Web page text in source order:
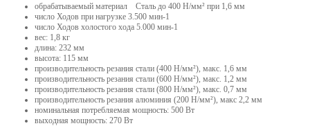
обрабатываемый материал Сталь до 400 Н/мм² при 1,6 мм
число Ходов при нагрузке 3.500 мин-1
число Ходов холостого хода 5.000 мин-1
вес: 1,8 кг
длина: 232 мм
высота: 115 мм
производительность резания стали (400 Н/мм²), макс. 1,6 мм
производительность резания стали (600 Н/мм²), макс. 1,2 мм
производительность резания стали (800 Н/мм²), макс. 0,7 мм
производительность резания алюминия (200 Н/мм²), макс 2,2 мм
номинальная потребляемая мощность: 500 Вт
выходная мощность: 270 Вт